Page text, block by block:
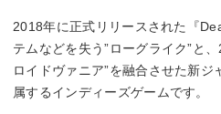
2018年に正式リリースされた『
テムなどを失う”ローグライク”と
ロイドヴァニア”を融合させた新ジ
属するインディーズゲームです。